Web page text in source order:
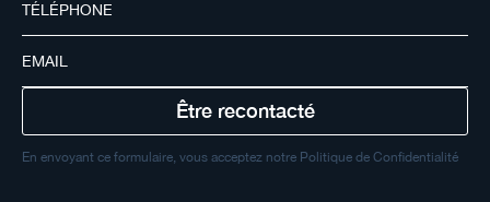
En envoyant ce formulaire, vous acceptez notre Politique de Confidentialité